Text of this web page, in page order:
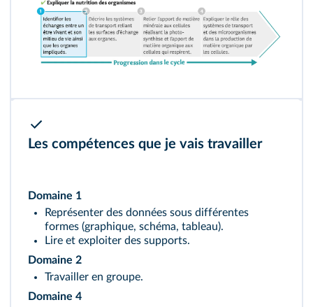
Les compétences que je vais travailler
Domaine 1
Représenter des données sous différentes
formes (graphique, schéma, tableau).
Lire et exploiter des supports.
Domaine 2
Travailler en groupe.
Domaine 4